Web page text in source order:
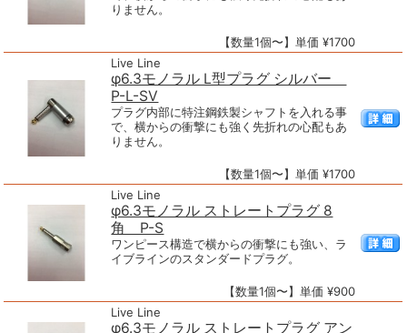
りません。
【数量1個〜】単価 ¥1700
Live Line
φ6.3モノラル L型プラグ シルバー
P-L-SV
プラグ内部に特注鋼鉄製シャフトを入れる事
で、横からの衝撃にも強く先折れの心配もあ
りません。
【数量1個〜】単価 ¥1700
Live Line
φ6.3モノラル ストレートプラグ 8
角 P-S
ワンピース構造で横からの衝撃にも強い、ラ
イブラインのスタンダードプラグ。
【数量1個〜】単価 ¥900
Live Line
φ6.3モノラル ストレートプラグ アン